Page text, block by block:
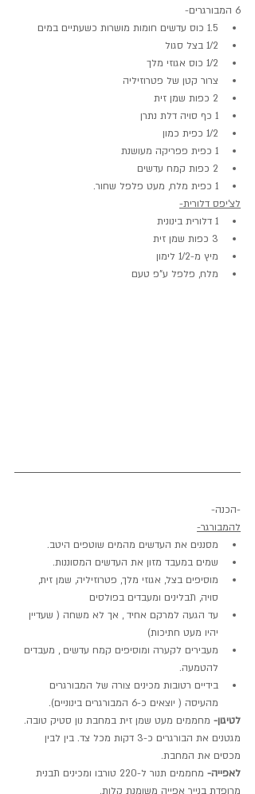
6 המבורגרים-
1.5 כוס עדשים חומות מושרות כשעתיים במים
1/2 בצל סגול
1/2 כוס אגוזי מלך
צרור קטן של פטרוזיליה
2 כפות שמן זית
1 כף סויה דלת נתרן
1/2 כפית כמון
1 כפית פפריקה מעושנת
2 כפות קמח עדשים
1 כפית מלח, מעט פלפל שחור.
לצ'יפס דלורית-
1 דלורית בינונית
3 כפות שמן זית
מיץ מ-1/2 לימון
מלח, פלפל ע"פ טעם
-הכנה-
להמבורגר-
מסננים את העדשים מהמים שוטפים היטב.
שמים במעבד מזון את העדשים המסוננות.
מוסיפים בצל, אגוזי מלך, פטרוזיליה, שמן זית,
סויה, תבלינים ומעבדים בפולסים
עד הגעה למרקם אחיד , אך לא משחה ( שעדיין
יהיו מעט חתיכות)
מעבירים לקערה ומוסיפים קמח עדשים , מעבדים
להטמעה.
בידיים רטובות מכינים צורה של המבורגרים
מהעיסה ( יוצאים כ-6 המבורגרים בינוניים).
לטיגון- מחממים מעט שמן זית במחבת נון סטיק טובה.
מגטנים את הבורגרים כ-3 דקות מכל צד. בין לבין
מכסים את המחבת.
לאפייה-
מחממים תנור ל-220 טורבו ומכינים תבנית
מרופדת בנייר אפייה משומנת קלות.